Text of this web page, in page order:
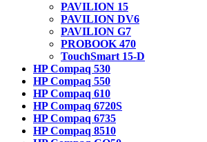
PAVILION 15
PAVILION DV6
PAVILION G7
PROBOOK 470
TouchSmart 15-D
HP Compaq 530
HP Compaq 550
HP Compaq 610
HP Compaq 6720S
HP Compaq 6735
HP Compaq 8510